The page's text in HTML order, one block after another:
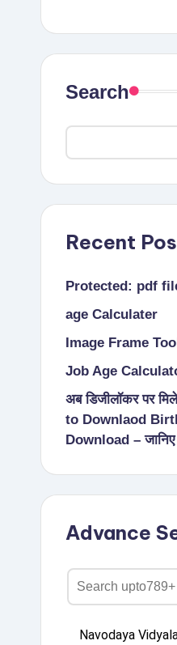
Search
Recent
Protected: pdf
age Calculater
Image Frame
Job Age
अब डिजीलॉकर पर
to Downlaod
Download – जानिए
Advance